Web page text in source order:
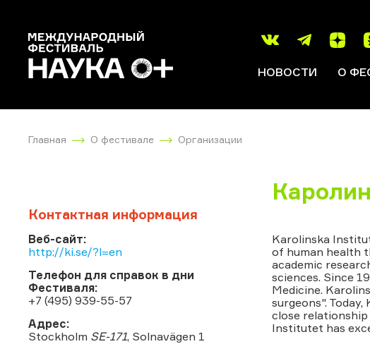
НОВОСТИ О
Главная О фестивале Организации
Контактная информация
Веб-сайт:
http://ki.se/?l=en
Телефон для справок в дни
Фестиваля:
+7 (495) 939-55-57
Адрес:
Stockholm SE-171, Solnavägen 1
Karolinska
of human health
academic
sciences. Since
Medicine.
surgeons".
close
Institutet has